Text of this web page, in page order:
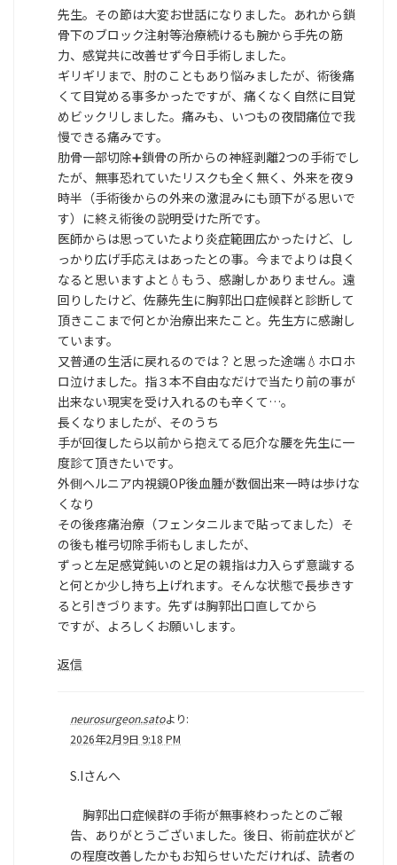
先生。その節は大変お世話になりました。あれから鎖
骨下のブロック注射等治療続けるも腕から手先の筋
力、感覚共に改善せず今日手術しました。
ギリギリまで、肘のこともあり悩みましたが、術後痛
くて目覚める事多かったですが、痛くなく自然に目覚
めビックリしました。痛みも、いつもの夜間痛位で我
慢できる痛みです。
肋骨一部切除➕️鎖骨の所からの神経剥離2つの手術でし
たが、無事恐れていたリスクも全く無く、外来を夜９
時半（手術後からの外来の激混みにも頭下がる思いで
す）に終え術後の説明受けた所です。
医師からは思っていたより炎症範囲広かったけど、し
っかり広げ手応えはあったとの事。今までよりは良く
なると思いますよと💧もう、感謝しかありません。遠
回りしたけど、佐藤先生に胸郭出口症候群と診断して
頂きここまで何とか治療出来たこと。先生方に感謝し
ています。
又普通の生活に戻れるのでは？と思った途端💧ホロホ
ロ泣けました。指３本不自由なだけで当たり前の事が
出来ない現実を受け入れるのも辛くて…。
長くなりましたが、そのうち
手が回復したら以前から抱えてる厄介な腰を先生に一
度診て頂きたいです。
外側ヘルニア内視鏡OP後血腫が数個出来一時は歩けな
くなり
その後疼痛治療（フェンタニルまで貼ってました）そ
の後も椎弓切除手術もしましたが、
ずっと左足感覚鈍いのと足の親指は力入らず意識する
と何とか少し持ち上げれます。そんな状態で長歩きす
ると引きづります。先ずは胸郭出口直してから
ですが、よろしくお願いします。
返信
neurosurgeon.satoより:
2026年2月9日 9:18 PM
S.Iさんへ
胸郭出口症候群の手術が無事終わったとのご報
告、ありがとうございました。後日、術前症状がど
の程度改善したかもお知らせいただければ、読者の